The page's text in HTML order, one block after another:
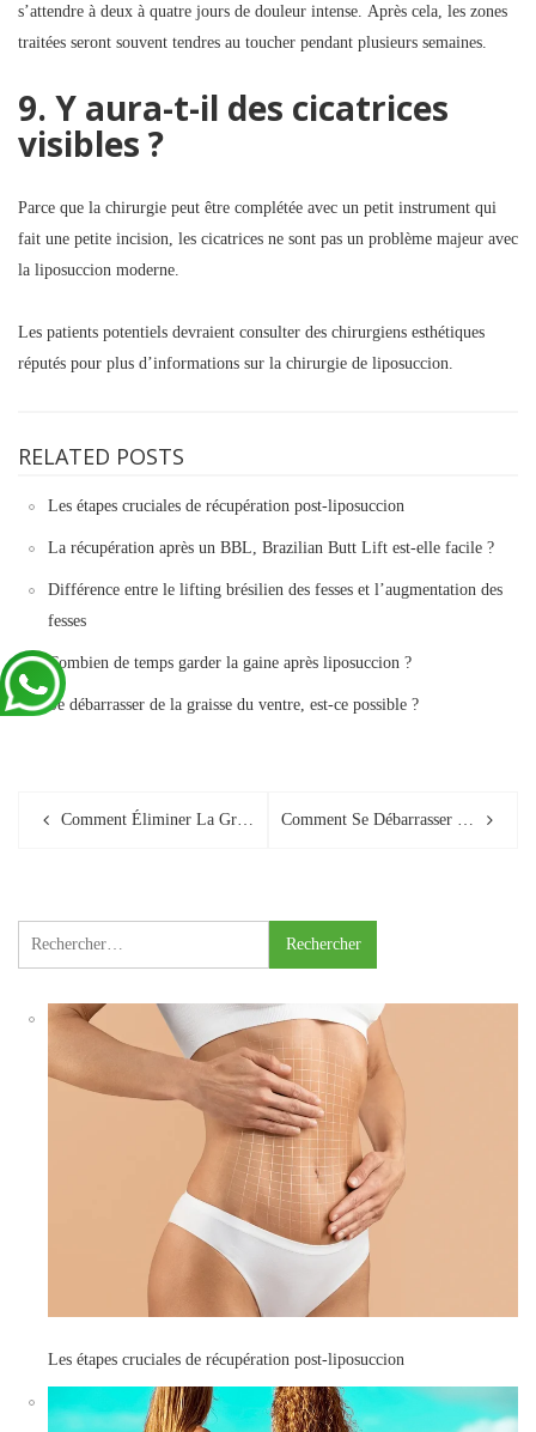
s’attendre à deux à quatre jours de douleur intense. Après cela, les zones
traitées seront souvent tendres au toucher pendant plusieurs semaines.
9. Y aura-t-il des cicatrices
visibles ?
Parce que la chirurgie peut être complétée avec un petit instrument qui
fait une petite incision, les cicatrices ne sont pas un problème majeur avec
la liposuccion moderne.
Les patients potentiels devraient consulter des chirurgiens esthétiques
réputés pour plus d’informations sur la chirurgie de liposuccion.
RELATED POSTS
Les étapes cruciales de récupération post-liposuccion
La récupération après un BBL, Brazilian Butt Lift est-elle facile ?
Différence entre le lifting brésilien des fesses et l’augmentation des
fesses
Combien de temps garder la gaine après liposuccion ?
Se débarrasser de la graisse du ventre, est-ce possible ?
Post
Comment Éliminer La Graisse Sur Le Ventre ? Comment Se Débarrasser De La Cellulite Adipeuse
Rechercher :
Les étapes cruciales de récupération post-liposuccion